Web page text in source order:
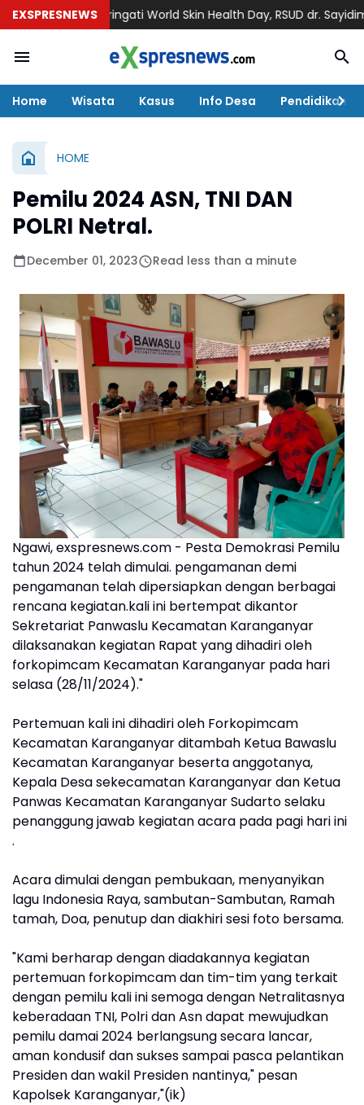
EXSPRESNEWS
Memperingati World Skin Health Day, RSUD dr. Sayidiman
Home Wisata Kasus Info Desa Pendidikan
HOME
Pemilu 2024 ASN, TNI DAN
POLRI Netral.
December 01, 2023 Read less than a minute
Ngawi, exspresnews.com - Pesta Demokrasi Pemilu
tahun 2024 telah dimulai. pengamanan demi
pengamanan telah dipersiapkan dengan berbagai
rencana kegiatan.kali ini bertempat dikantor
Sekretariat Panwaslu Kecamatan Karanganyar
dilaksanakan kegiatan Rapat yang dihadiri oleh
forkopimcam Kecamatan Karanganyar pada hari
selasa (28/11/2024)."
Pertemuan kali ini dihadiri oleh Forkopimcam
Kecamatan Karanganyar ditambah Ketua Bawaslu
Kecamatan Karanganyar beserta anggotanya,
Kepala Desa sekecamatan Karanganyar dan Ketua
Panwas Kecamatan Karanganyar Sudarto selaku
penanggung jawab kegiatan acara pada pagi hari ini
.
Acara dimulai dengan pembukaan, menyanyikan
lagu Indonesia Raya, sambutan-Sambutan, Ramah
tamah, Doa, penutup dan diakhiri sesi foto bersama.
"Kami berharap dengan diadakannya kegiatan
pertemuan forkopimcam dan tim-tim yang terkait
dengan pemilu kali ini semoga dengan Netralitasnya
keberadaan TNI, Polri dan Asn dapat mewujudkan
pemilu damai 2024 berlangsung secara lancar,
aman kondusif dan sukses sampai pasca pelantikan
Presiden dan wakil Presiden nantinya," pesan
Kapolsek Karanganyar,"(ik)